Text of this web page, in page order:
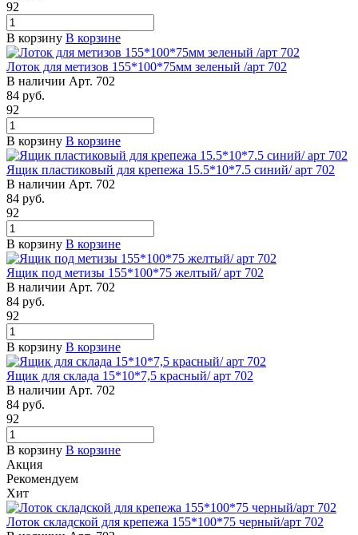
92
В корзину В корзине
Лоток для метизов 155*100*75мм зеленый /арт 702
В наличии Арт. 702
84 руб.
92
В корзину В корзине
Ящик пластиковый для крепежа 15.5*10*7.5 синий/ арт 702
В наличии Арт. 702
84 руб.
92
В корзину В корзине
Ящик под метизы 155*100*75 желтый/ арт 702
В наличии Арт. 702
84 руб.
92
В корзину В корзине
Ящик для склада 15*10*7,5 красный/ арт 702
В наличии Арт. 702
84 руб.
92
В корзину В корзине
Акция
Рекомендуем
Хит
Лоток складской для крепежа 155*100*75 черный/арт 702